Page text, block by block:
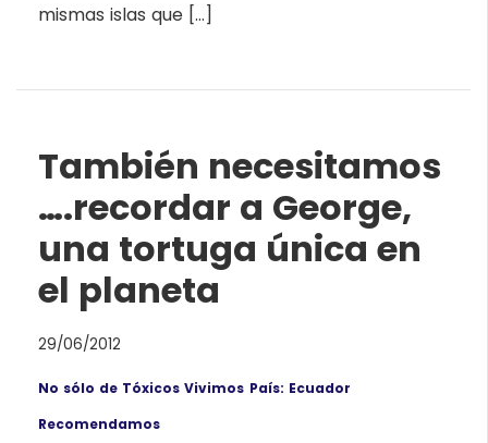
mismas islas que […]
También necesitamos
….recordar a George,
una tortuga única en
el planeta
29/06/2012
No sólo de Tóxicos Vivimos País: Ecuador
Recomendamos